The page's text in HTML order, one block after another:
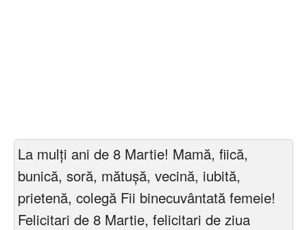
La mulţi ani de 8 Martie! Mamă, fiică,
bunică, soră, mătușă, vecină, iubită,
prietenă, colegă Fii binecuvântată femeie!
Felicitari de 8 Martie, felicitari de ziua